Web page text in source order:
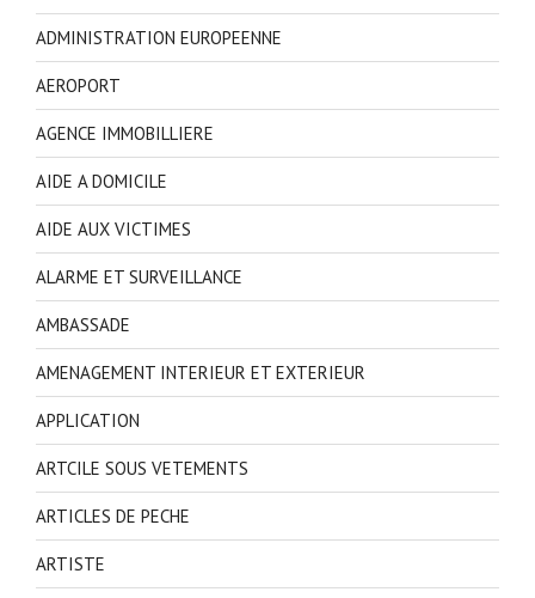
ADMINISTRATION EUROPEENNE
AEROPORT
AGENCE IMMOBILLIERE
AIDE A DOMICILE
AIDE AUX VICTIMES
ALARME ET SURVEILLANCE
AMBASSADE
AMENAGEMENT INTERIEUR ET EXTERIEUR
APPLICATION
ARTCILE SOUS VETEMENTS
ARTICLES DE PECHE
ARTISTE